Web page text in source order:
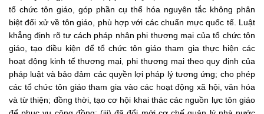
tổ chức tôn giáo, góp phần cụ thể hóa nguyên tắc không phân
biệt đối xử về tôn giáo, phù hợp với các chuẩn mực quốc tế. Luật
khẳng định rõ tư cách pháp nhân phi thương mại của tổ chức tôn
giáo, tạo điều kiện để tổ chức tôn giáo tham gia thực hiện các
hoạt động kinh tế thương mại, phi thương mại theo quy định của
pháp luật và bảo đảm các quyền lợi pháp lý tương ứng; cho phép
các tổ chức tôn giáo tham gia vào các hoạt động xã hội, văn hóa
và từ thiện; đồng thời, tạo cơ hội khai thác các nguồn lực tôn giáo